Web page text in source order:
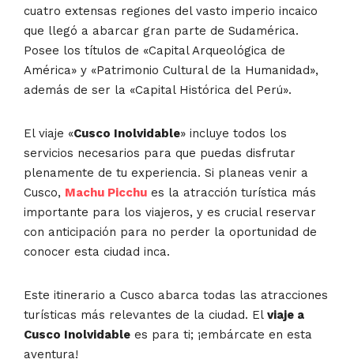
cuatro extensas regiones del vasto imperio incaico
que llegó a abarcar gran parte de Sudamérica.
Posee los títulos de «Capital Arqueológica de
América» y «Patrimonio Cultural de la Humanidad»,
además de ser la «Capital Histórica del Perú».
El viaje «Cusco Inolvidable» incluye todos los
servicios necesarios para que puedas disfrutar
plenamente de tu experiencia. Si planeas venir a
Cusco, Machu Picchu es la atracción turística más
importante para los viajeros, y es crucial reservar
con anticipación para no perder la oportunidad de
conocer esta ciudad inca.
Este itinerario a Cusco abarca todas las atracciones
turísticas más relevantes de la ciudad. El viaje a
Cusco Inolvidable es para ti; ¡embárcate en esta
aventura!